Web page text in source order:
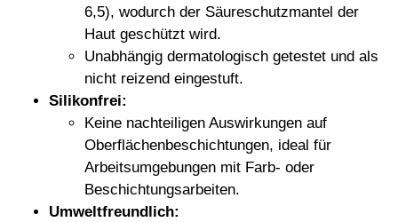
6,5), wodurch der Säureschutzmantel der
Haut geschützt wird.
Unabhängig dermatologisch getestet und als
nicht reizend eingestuft.
Silikonfrei:
Keine nachteiligen Auswirkungen auf
Oberflächenbeschichtungen, ideal für
Arbeitsumgebungen mit Farb- oder
Beschichtungsarbeiten.
Umweltfreundlich: